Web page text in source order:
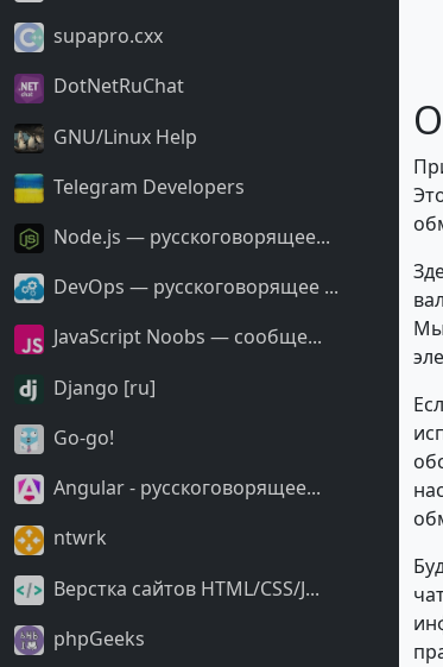
supapro.cxx
DotNetRuChat
GNU/Linux Help
Telegram Developers
Node.js — русскоговорящее...
DevOps — русскоговорящее ...
JavaScript Noobs — сообще...
Django [ru]
Go-go!
Angular - русскоговорящее...
ntwrk
Верстка сайтов HTML/CSS/J...
phpGeeks
Мы